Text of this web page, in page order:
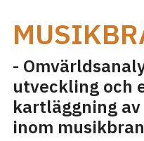
-
utveckling och
kartläggning
inom